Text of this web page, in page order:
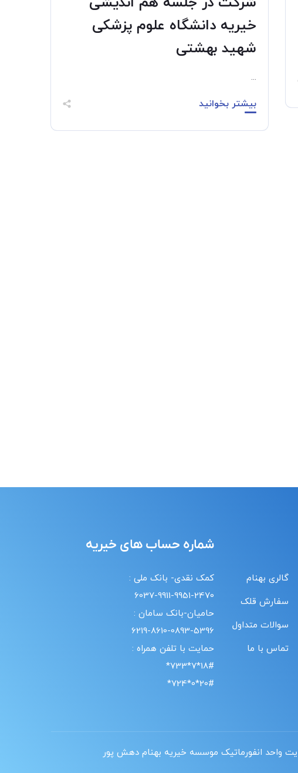
خیریه دانشگاه علوم پزشکی
شهید بهشتی
...
بیشتر بخوانید
گالری بهنام
سفارش قلک
سوالات متداول
تماس با ما
شماره حساب های خیریه
کمک نقدی- بانک ملی :
6037-9911-9951-2470
حامیان-بانک سامان :
6219-8610-0893-5396
حمایت با تلفن همراه :
18#*7*733*
20#*0*724*
واحد انفورماتیک موسسه خیریه بهنام دهش پور